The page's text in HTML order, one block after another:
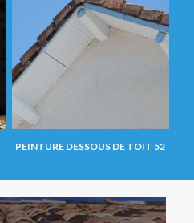
PEINTURE DESSOUS DE TOIT 52